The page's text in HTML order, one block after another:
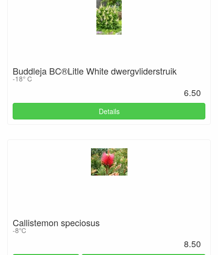
Buddleja BC®Litle White dwergvliderstruik
-18° C
6.50
Details
Callistemon speciosus
-8°C
8.50